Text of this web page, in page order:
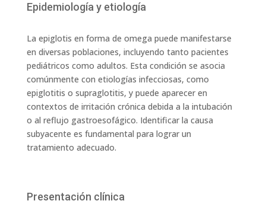
Epidemiología y etiología
La epiglotis en forma de omega puede manifestarse
en diversas poblaciones, incluyendo tanto pacientes
pediátricos como adultos. Esta condición se asocia
comúnmente con etiologías infecciosas, como
epiglotitis o supraglotitis, y puede aparecer en
contextos de irritación crónica debida a la intubación
o al reflujo gastroesofágico. Identificar la causa
subyacente es fundamental para lograr un
tratamiento adecuado.
Presentación clínica